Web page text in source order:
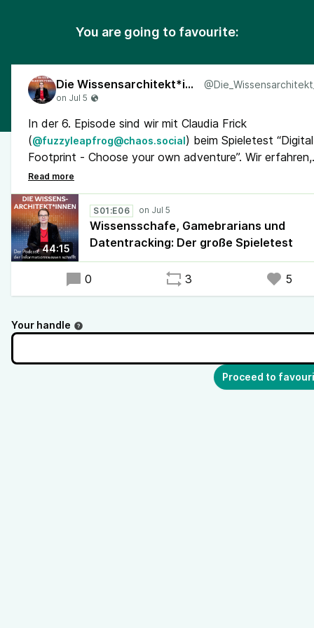
You are going to favourite:
Die Wissensarchitekt*innen
In der 6. Episode sind wir mit Claudia Frick
(@fuzzyleapfrog@chaos.social) beim Spieletest “Digital
Footprint - Choose your own adventure”. Wir erfahren,
wie ihr als Gamebrarian das Spiel gefallen hat und wie
die Gefährdung durch #Datentracking einschätzt.
#ScienceTracking #DITit #DUTgemacht
#Informationswissenschaft #DigitalHumanities
#DigitaleSouveränität #WissKomm #Transfer
44:15
S01:E06
Wissensschafe, Gamebrarians und
Datentracking: Der große Spieletest
0 3 5
Your handle
Proceed to